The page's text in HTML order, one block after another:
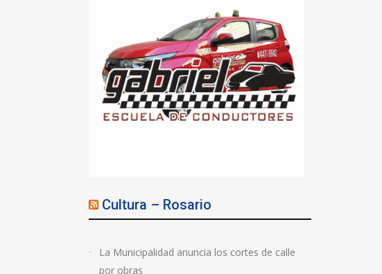
Cultura – Rosario
La Municipalidad anuncia los cortes de calle
por obras